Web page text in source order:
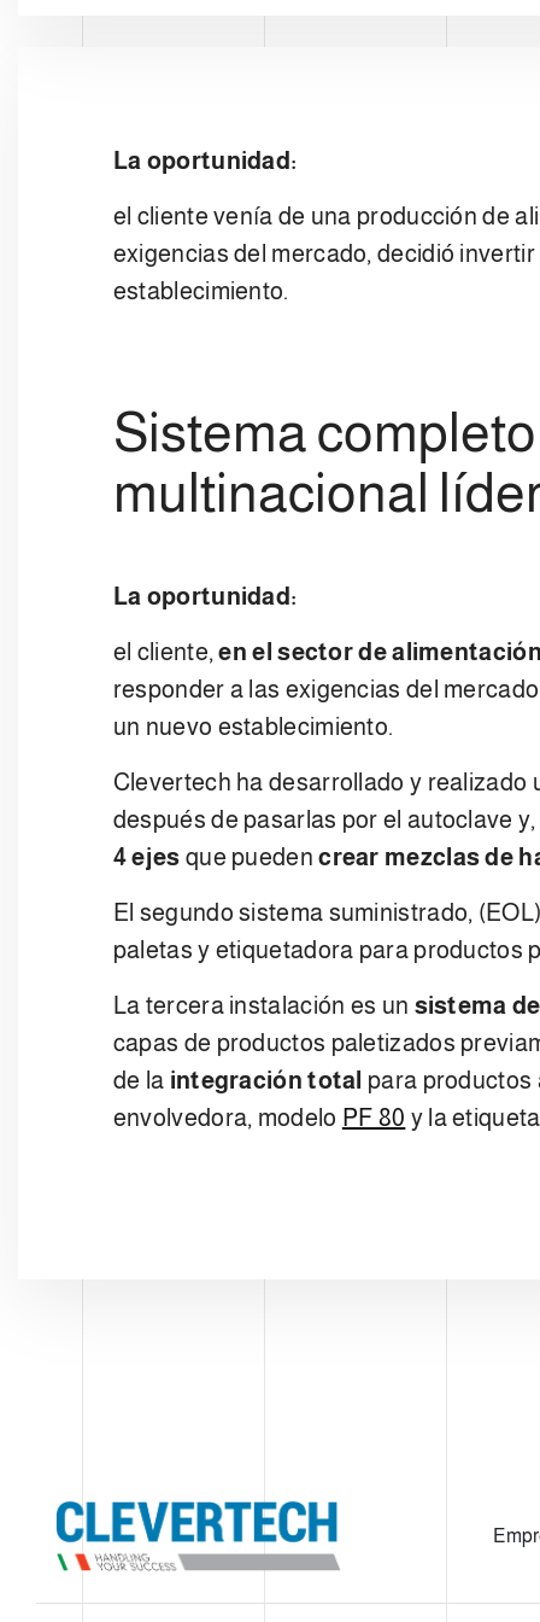
La oportunidad:
el cliente venía de una producción de
exigencias del mercado, decidió invertir
establecimiento.
Sistema
multinacional
La oportunidad:
el cliente,en el sector de
responder a las exigencias del
un nuevo establecimiento.
Clevertech ha desarrollado y realizado
después de pasarlas por el autoclave
4 ejes que puedencrear mezclas de
El segundo sistema suministrado,
paletas y etiquetadora para productos
La tercera instalación es un sistema
capas de productos paletizados
de la integración total para productos
envolvedora, modelo PF 80 y la